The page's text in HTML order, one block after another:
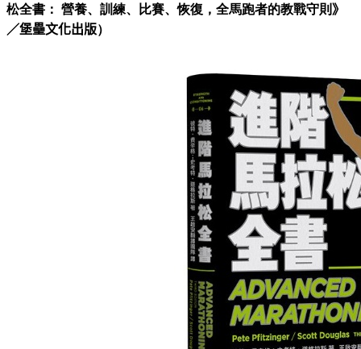
松全書： 營養、訓練、比賽、恢復，全馬跑者的教戰守則 》
／堡壘文化出版）